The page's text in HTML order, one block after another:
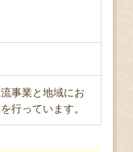
事業と地域にお
行っています。